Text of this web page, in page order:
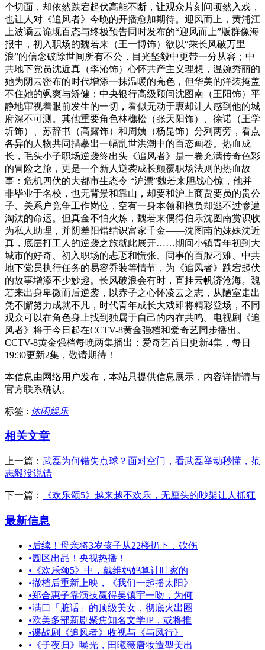
个切面，却依然跌宕起伏高能不断，让观众片刻间顷然入戏，
也让人对《追风者》今晚的开播愈加期待。迎风而上，黄浦江
上波谲云诡现百态与终极预告同时发布的“迎风而上”版群像海
报中，初入职场的魏若来（王一博饰）欲以“乘长风破万里
浪”的信念破除世间所有不公，目光坚毅中更带一分从容；中
共地下党员沈近真（李沁饰）心怀共产主义理想，温婉秀丽的
她为阴云密布的时代增添一抹温暖的亮色，但华美的洋装掩盖
不住她的飒爽与矫健；中央银行高级顾问沈图南（王阳饰）平
静地审视着眼前发生的一切，看似无动于衷却让人感到他的城
府深不可测。其他重要角色林樵松（张天阳饰）、徐诺（王学
圻饰）、苏辞书（高露饰）和周姨（杨昆饰）分列两旁，看点
各异的人物共同描摹出一幅乱世洪潮中的百态画卷。热血成
长，毛头小子职场逆袭终出头《追风者》是一卷充满传奇色彩
的冒险之旅，更是一个新人逆袭成长颠覆职场法则的热血故
事：危机四伏的大都市生态令 “沪漂”魏若来胆战心惊，他并
非毕业于名校，也无背景和靠山，却要和沪上商贾要员的贵公
子、关系户竞争工作岗位，空有一身本领和抱负却逃不过惨遭
淘汰的命运。但真金不怕火炼，魏若来偶得伯乐沈图南赏识收
为私人助理，并阴差阳错结识富家千金——沈图南的妹妹沈近
真，底层打工人的逆袭之旅就此展开……期间小镇青年初到大
城市的好奇、初入职场的忐忑和慌张、同事的百般刁难、中共
地下党员执行任务的易容乔装等情节，为《追风者》跌宕起伏
的故事增添不少妙趣。长风破浪会有时，直挂云帆济沧海。魏
若来出身卑微而后逆袭，以赤子之心怀凌云之志，从陋室走出
凭不懈努力成就不凡，时代青年成长大戏即将精彩登场，不同
观众可以在角色身上找到独属于自己的内在共鸣。电视剧《追
风者》将于今日起在CCTV-8黄金强档和爱奇艺同步播出。
CCTV-8黄金强档每晚两集播出；爱奇艺首日更新4集，每日
19:30更新2集，敬请期待！
本信息由网络用户发布， 本站只提供信息展示，内容详情请与
官方联系确认。
标签 : 休闲娱乐
相关文章
上一篇： 武磊为何错失点球？面对空门，看武磊举动秒懂，范
志毅没说错
下一篇： 《欢乐颂5》越来越不欢乐，无厘头的吵架让人抓狂
最新信息
•后续！母亲将3岁孩子从22楼扔下，砍伤
•园区出品！央视热播！
• 《欢乐颂5》中，戴维妈妈算计叶家的
•撤档后重新上映，《我们一起摇太阳》
•郑合惠子靠演技赢得吴镇宇一吻，为何
•满口「脏话」的顶级美女，彻底火出圈
•欧美多部新剧聚焦知名文学IP，或将推
•谍战剧《追风者》收视与《与凤行》
• 《子夜归》曝光，田曦薇唐妆造型美出